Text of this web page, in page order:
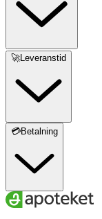
🚀Leveranstid
💳Betalning